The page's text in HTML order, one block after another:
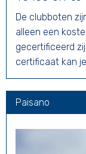
De clubboten
alleen een
gecertificeerd
certificaat kan
Paisano